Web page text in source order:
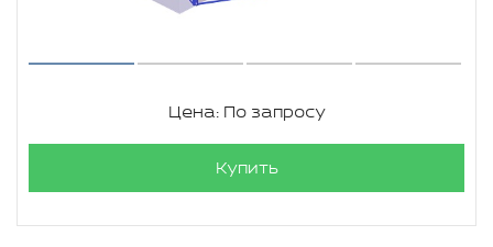
Цена: По запросу
Купить